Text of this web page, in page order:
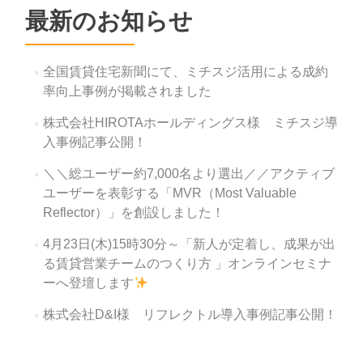
ー
シ
ョ
ン
最新のお知らせ
全国賃貸住宅新聞にて、ミチスジ活用による成約
率向上事例が掲載されました
株式会社HIROTAホールディングス様 ミチスジ導
入事例記事公開！
＼＼総ユーザー約7,000名より選出／／アクティブ
ユーザーを表彰する「MVR（Most Valuable
Reflector）」を創設しました！
4月23日(木)15時30分～「新人が定着し、成果が出
る賃貸営業チームのつくり方 」オンラインセミナ
ーへ登壇します
株式会社D&I様 リフレクトル導入事例記事公開！